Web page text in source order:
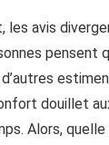
les avis
pensent
estiment
douillet
Alors,